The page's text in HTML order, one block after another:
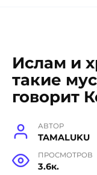
Ислам и
такие
говорит
АВТОР
TAMALUKU
ПРОСМОТРОВ
3.6к.